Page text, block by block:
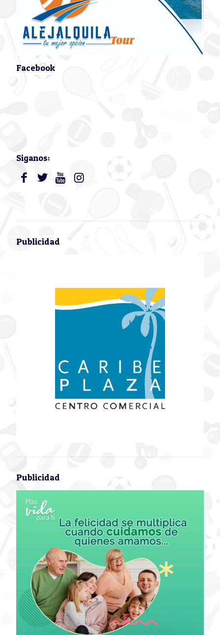
Facebook
Siganos:
Publicidad
Publicidad